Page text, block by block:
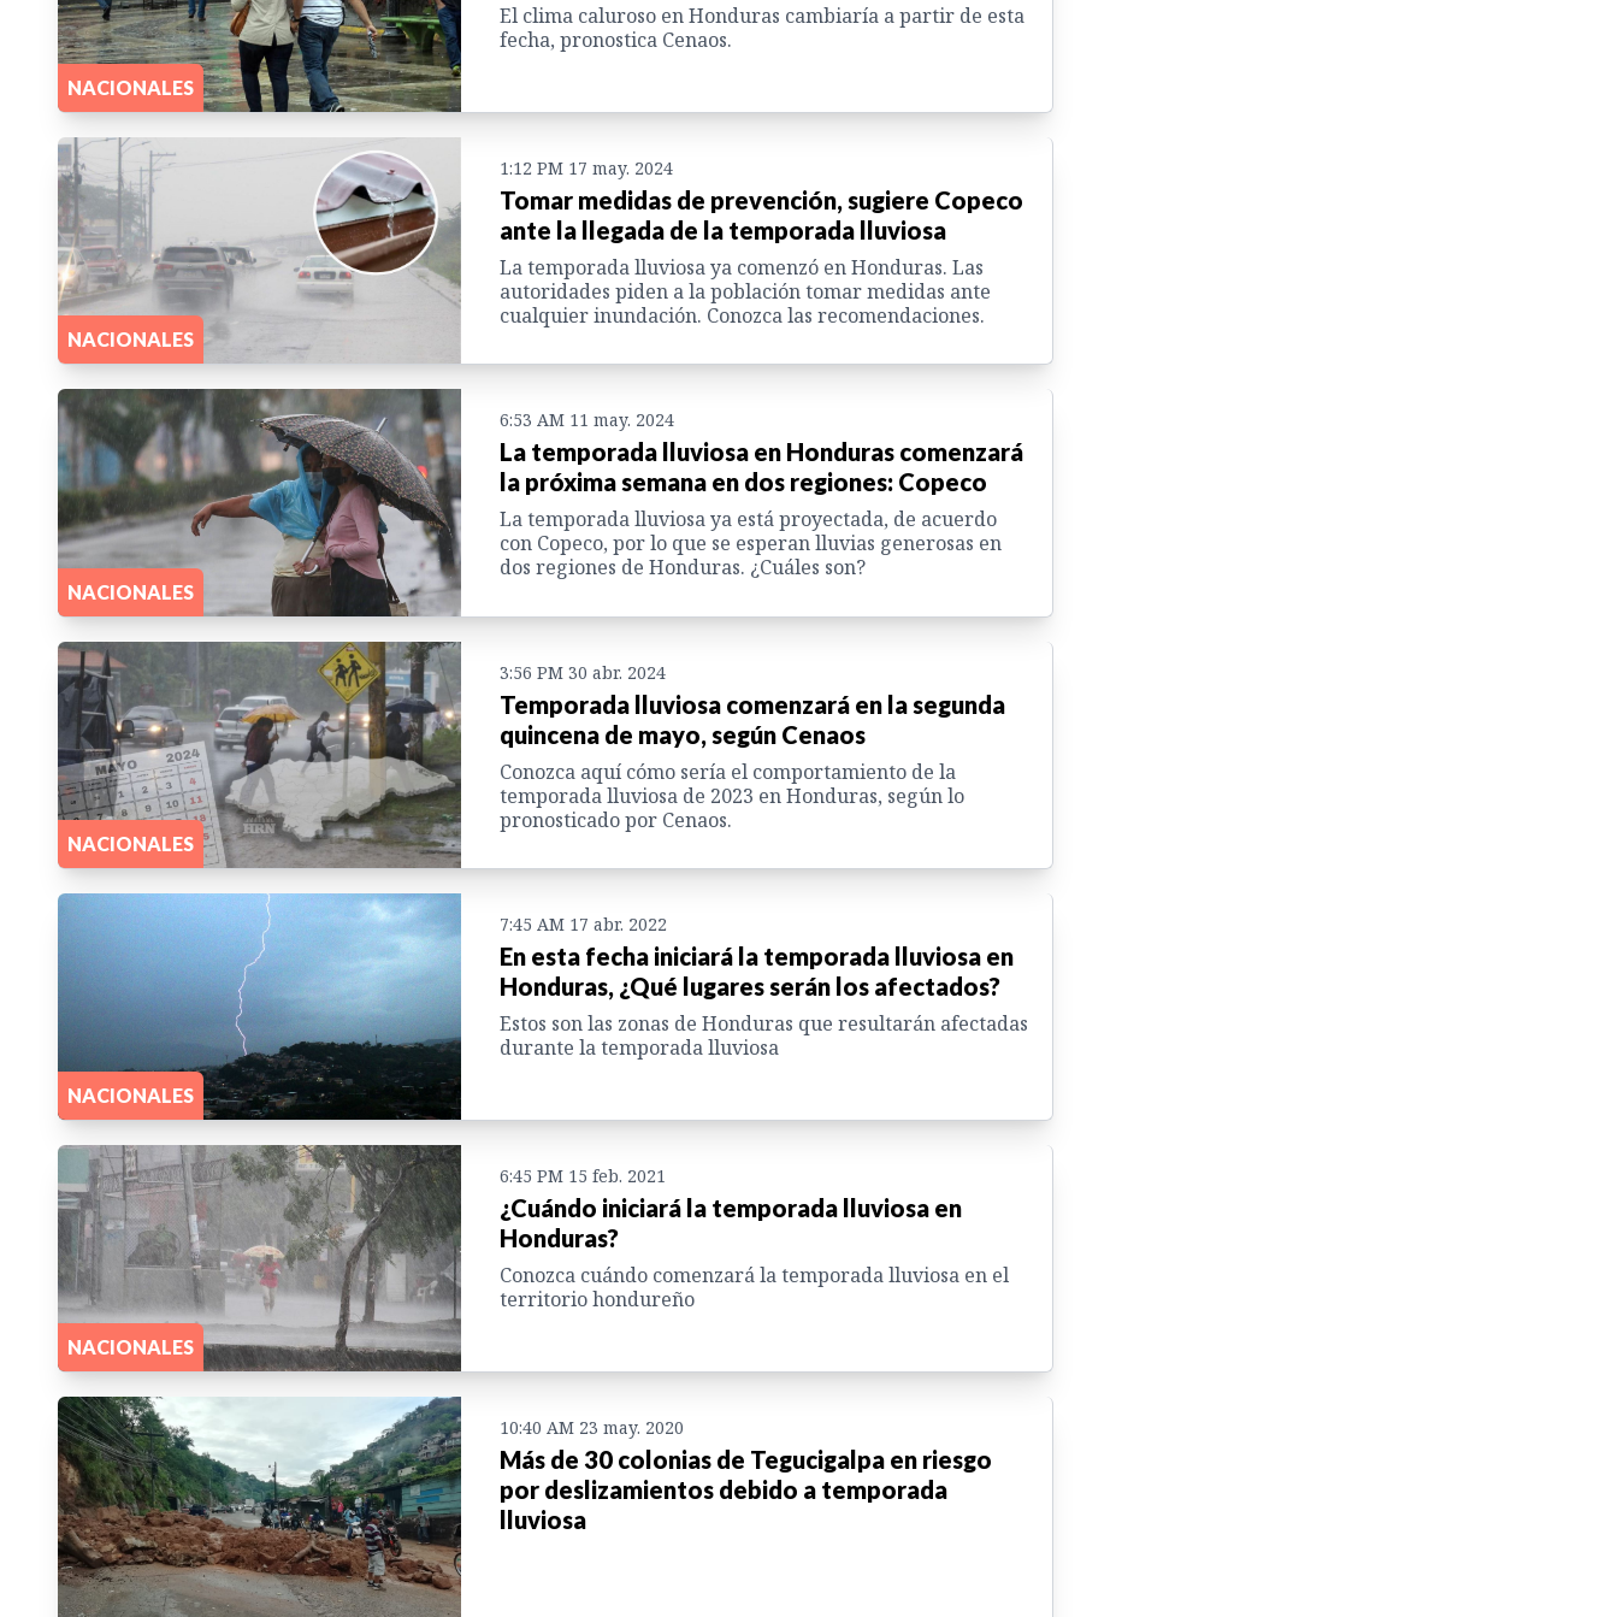
NACIONALES
El clima caluroso en Honduras cambiaría a partir de esta
fecha, pronostica Cenaos.
NACIONALES
1:12 PM 17 may. 2024
Tomar medidas de prevención, sugiere Copeco
ante la llegada de la temporada lluviosa
La temporada lluviosa ya comenzó en Honduras. Las
autoridades piden a la población tomar medidas ante
cualquier inundación. Conozca las recomendaciones.
NACIONALES
6:53 AM 11 may. 2024
La temporada lluviosa en Honduras comenzará
la próxima semana en dos regiones: Copeco
La temporada lluviosa ya está proyectada, de acuerdo
con Copeco, por lo que se esperan lluvias generosas en
dos regiones de Honduras. ¿Cuáles son?
NACIONALES
3:56 PM 30 abr. 2024
Temporada lluviosa comenzará en la segunda
quincena de mayo, según Cenaos
Conozca aquí cómo sería el comportamiento de la
temporada lluviosa de 2023 en Honduras, según lo
pronosticado por Cenaos.
NACIONALES
7:45 AM 17 abr. 2022
En esta fecha iniciará la temporada lluviosa en
Honduras, ¿Qué lugares serán los afectados?
Estos son las zonas de Honduras que resultarán afectadas
durante la temporada lluviosa
NACIONALES
6:45 PM 15 feb. 2021
¿Cuándo iniciará la temporada lluviosa en
Honduras?
Conozca cuándo comenzará la temporada lluviosa en el
territorio hondureño
10:40 AM 23 may. 2020
Más de 30 colonias de Tegucigalpa en riesgo
por deslizamientos debido a temporada
lluviosa